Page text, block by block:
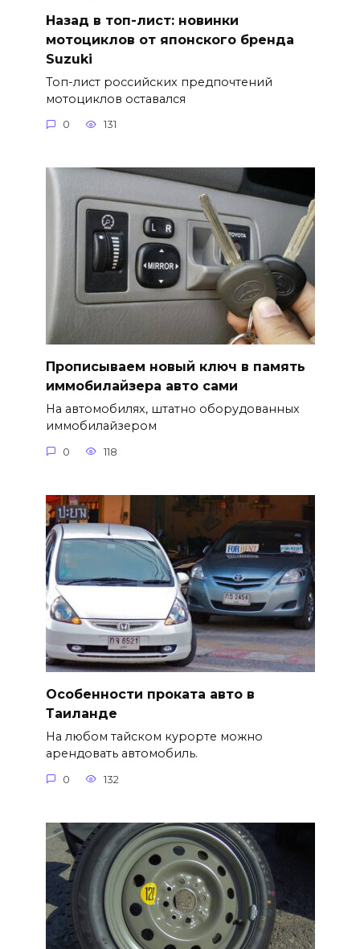
Назад в топ-лист: новинки
мотоциклов от японского бренда
Suzuki
Топ-лист российских предпочтений
мотоциклов оставался
0 131
Прописываем новый ключ в память
иммобилайзера авто сами
На автомобилях, штатно оборудованных
иммобилайзером
0 118
Особенности проката авто в
Таиланде
На любом тайском курорте можно
арендовать автомобиль.
0 132